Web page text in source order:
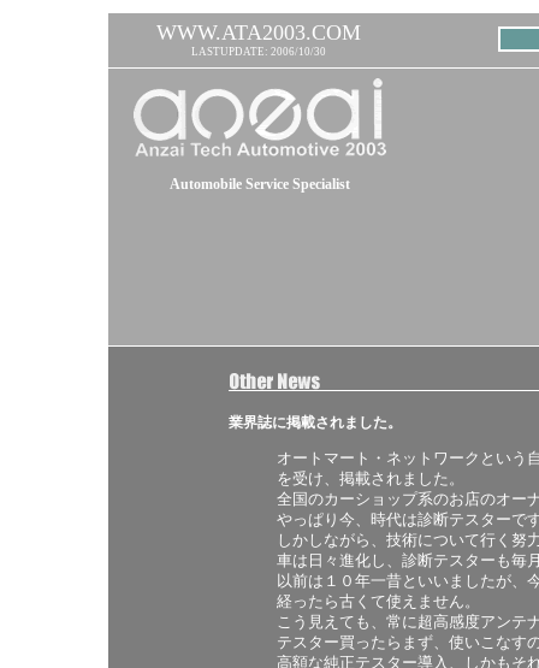
WWW.ATA2003.COM
LASTUPDATE: 2006/10/30
Automobile Service Specialist
業界誌に掲載されました。
オートマート・ネットワークという
を受け、掲載されました。
全国のカーショップ系のお店のオー
やっぱり今、時代は診断テスターで
しかしながら、技術について行く努
車は日々進化し、診断テスターも毎
以前は１０年一昔といいましたが、
経ったら古くて使えません。
こう見えても、常に超高感度アンテ
テスター買ったらまず、使いこなす
高額な純正テスター導入、しかもそ